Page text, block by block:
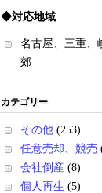
◆対応地域
名古屋、三重、
郊
カテゴリー
その他 (253)
任意売却、競売
会社倒産 (8)
個人再生 (5)